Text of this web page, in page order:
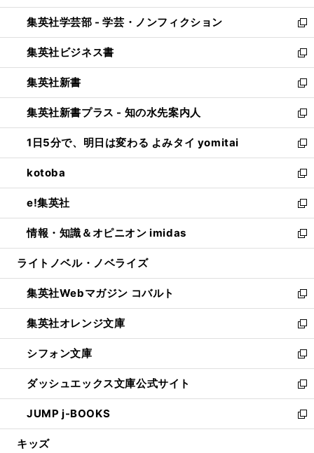
開
く
ウ
で
開
く
ン
ド
ウ
で
開
く
ウ
ィ
ン
ド
ウ
で
開
く
集英社学芸部 - 学芸・ノンフィクション
新
し
い
ウ
ィ
ン
ド
ウ
で
開
く
集英社ビジネス書
新
し
い
ウ
ィ
ン
ド
ウ
で
開
く
集英社新書
新
し
い
ウ
ィ
ン
ド
ウ
で
開
く
集英社新書プラス - 知の水先案内人
新
し
い
ウ
ィ
ン
ド
ウ
で
開
1日5分で、明日は変わる よみタイ yomitai
新
し
い
ウ
ィ
ン
ド
ウ
開
く
kotoba
新
し
い
ウ
ィ
ン
ウ
で
開
く
e!集英社
新
し
い
ウ
ン
ド
ウ
で
開
く
情報・知識＆オピニオン imidas
新
し
ウ
ィ
ン
ド
ウ
で
開
く
ライトノベル・ノベライズ
集英社Webマガジン コバルト
新
し
い
ウ
ィ
ン
ド
ウ
で
開
集英社オレンジ文庫
新
し
い
ウ
ィ
ン
ド
ウ
シフォン文庫
新
し
い
ウ
ィ
ン
ダッシュエックス文庫公式サイト
新
し
い
ウ
JUMP j-BOOKS
新
し
キッズ